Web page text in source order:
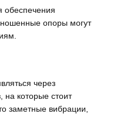
обеспечения
опоры могут
через
на которые стоит
заметные вибрации,